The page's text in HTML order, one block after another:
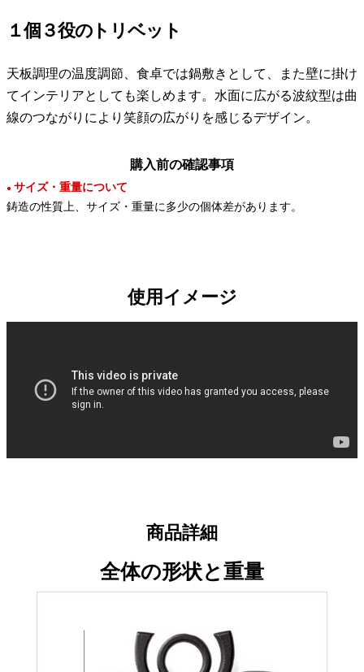
１個３役のトリベット
天板調理の温度調節、食卓では鍋敷きとして、また壁に掛け
てインテリアとしても楽しめます。水面に広がる波紋型は曲
線のつながりにより笑顔の広がりを感じるデザイン。
購入前の確認事項
● サイズ・重量について
鋳造の性質上、サイズ・重量に多少の個体差があります。
使用イメージ
商品詳細
全体の形状と重量